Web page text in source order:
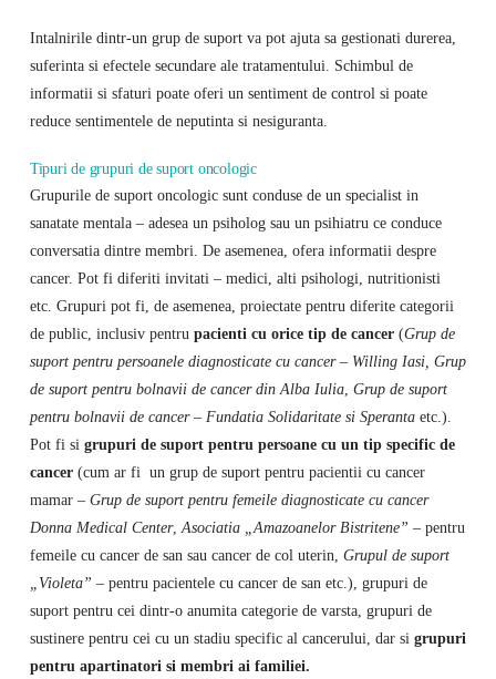
Intalnirile dintr-un grup de suport va pot ajuta sa gestionati durerea,
suferinta si efectele secundare ale tratamentului. Schimbul de
informatii si sfaturi poate oferi un sentiment de control si poate
reduce sentimentele de neputinta si nesiguranta.
Tipuri de grupuri de suport oncologic
Grupurile de suport oncologic sunt conduse de un specialist in
sanatate mentala – adesea un psiholog sau un psihiatru ce conduce
conversatia dintre membri. De asemenea, ofera informatii despre
cancer. Pot fi diferiti invitati – medici, alti psihologi, nutritionisti
etc. Grupuri pot fi, de asemenea, proiectate pentru diferite categorii
de public, inclusiv pentru pacienti cu orice tip de cancer(Grup de
suport pentru persoanele diagnosticate cu cancer – Willing Iasi, Grup
de suport pentru bolnavii de cancer din Alba Iulia, Grup de suport
pentru bolnavii de cancer – Fundatia Solidaritate si Sperantaetc.).
Pot fi si grupuri de suport pentru persoane cu un tip specific de
cancer(cum ar fi un grup de suport pentru pacientii cu cancer
mamar – Grup de suport pentru femeile diagnosticate cu cancer
Donna Medical Center, Asociatia „Amazoanelor Bistritene” – pentru
femeile cu cancer de san sau cancer de col uterin, Grupul de suport
„Violeta” – pentru pacientele cu cancer de san etc.), grupuri de
suport pentru cei dintr-o anumita categorie de varsta, grupuri de
sustinere pentru cei cu un stadiu specific al cancerului, dar si grupuri
pentru apartinatori si membri ai familiei.